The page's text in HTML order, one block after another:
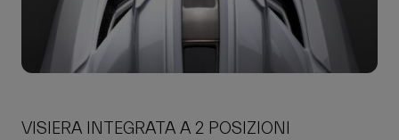
VISIERA INTEGRATA A 2 POSIZIONI